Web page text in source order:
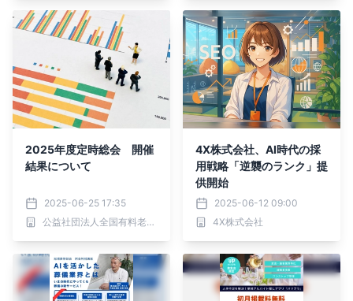
2025年度定時総会 開催
結果について
2025-06-25 17:35
公益社団法人全国有料老人ホーム協会
4X株式会社、AI時代の採
用戦略「逆襲のランク」提
供開始
2025-06-12 09:00
4X株式会社